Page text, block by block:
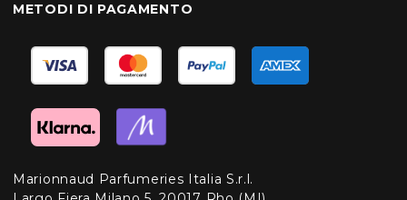
METODI DI PAGAMENTO
Marionnaud Parfumeries Italia S.r.l.